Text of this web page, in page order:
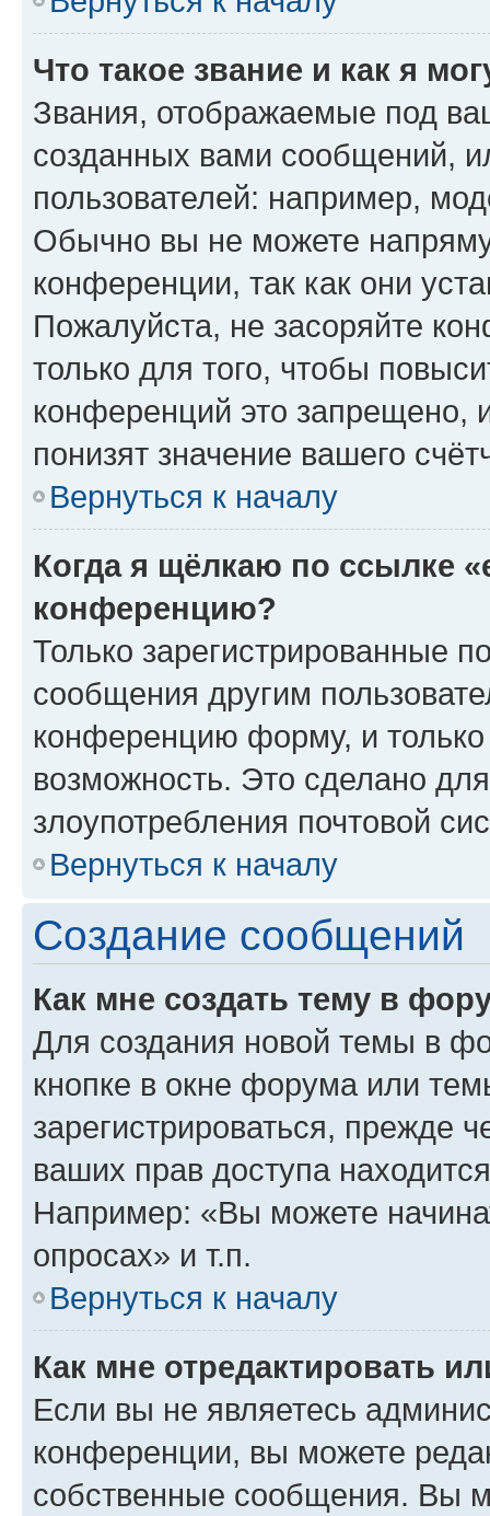
Что такое звание и как я
Звания, отображаемые под
созданных вами сообщений,
пользователей: например,
Обычно вы не можете
конференции, так как они
Пожалуйста, не засоряйте
только для того, чтобы
конференций это запрещено,
понизят значение вашего
Вернуться к началу
Когда я щёлкаю по ссылке
конференцию?
Только зарегистрированные
сообщения другим
конференцию форму, и
возможность. Это сделано
злоупотребления почтовой
Вернуться к началу
Создание сообщений
Как мне создать тему в
Для создания новой темы в
кнопке в окне форума или
зарегистрироваться, прежде
ваших прав доступа
Например: «Вы можете
опросах» и т.п.
Вернуться к началу
Как мне отредактировать
Если вы не являетесь
конференции, вы можете
собственные сообщения. Вы